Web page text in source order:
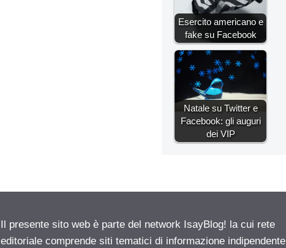
Esercito americano e
fake su Facebook
Natale su Twitter e
Facebook: gli auguri
dei VIP
Il presente sito web è parte del network IsayBlog! la cui rete
editoriale comprende siti tematici di informazione indipendente